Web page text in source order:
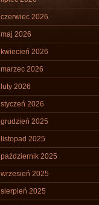
czerwiec 2026
maj 2026
kwiecień 2026
marzec 2026
luty 2026
styczeń 2026
grudzień 2025
listopad 2025
październik 2025
wrzesień 2025
sierpień 2025